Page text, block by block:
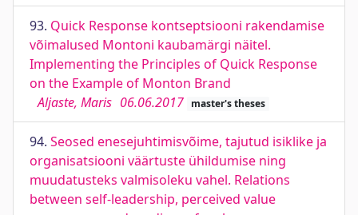
93. Quick Response kontseptsiooni rakendamise
võimalused Montoni kaubamärgi näitel.
Implementing the Principles of Quick Response
on the Example of Monton Brand
Aljaste, Maris 06.06.2017 master's theses
94. Seosed enesejuhtimisvõime, tajutud isiklike ja
organisatsiooni väärtuste ühildumise ning
muudatusteks valmisoleku vahel. Relations
between self-leadership, perceived value